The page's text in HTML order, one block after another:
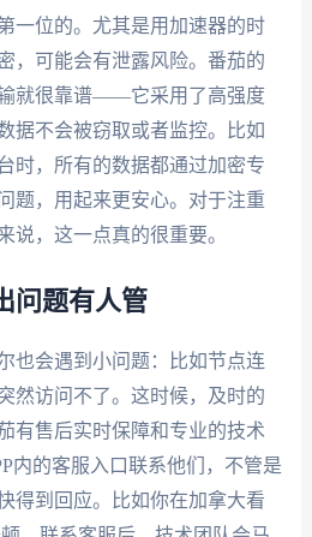
一位的。尤其是用加速器的时
，可能会有泄露风险。番茄的
就很靠谱——它采用了高强度
据不会被窃取或者监控。比如
时，所有的数据都通过加密专
题，用起来更安心。对于注重
说，这一点真的很重要。
问题有人管
也会遇到小问题：比如节点连
然访问不了。这时候，及时的
有售后实时保障和专业的技术
的客服入口联系他们，不管是
得到回应。比如你在加拿大看